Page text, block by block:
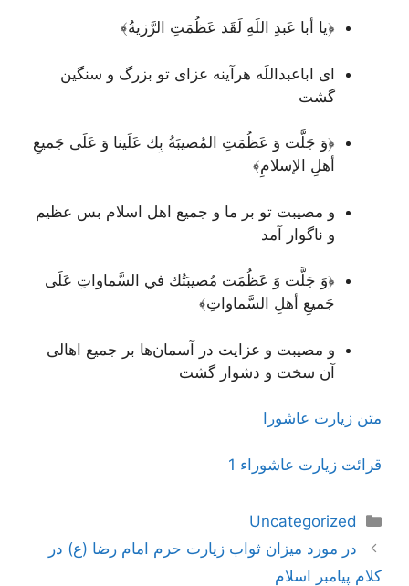
﴿يا أبا عَبدِ اللَهِ لَقَد عَظُمَتِ الرَّزيةُ﴾
ای اباعبداللَه هرآینه عزای تو بزرگ و سنگین
گشت
﴿وَ جَلَّت وَ عَظُمَتِ المُصيبَةُ بِك عَلَينا وَ عَلَى جَميعِ
أهلِ الإسلامِ﴾
و مصیبت تو بر ما و جمیع اهل اسلام بس عظیم
و ناگوار آمد
﴿وَ جَلَّت وَ عَظُمَت مُصيبَتُك في السَّماواتِ عَلَى
جَميعِ أهلِ السَّماواتِ﴾
و مصیبت و عزایت در آسمان‌ها بر جمیع اهالی
آن سخت و دشوار گشت
متن زیارت عاشورا
قرائت زیارت عاشوراء 1
دسته‌ها
Uncategorized
ناوبری
نوشته‌ها
در مورد میزان ثواب زیارت حرم امام رضا (ع) در
کلام پیامبر اسلام